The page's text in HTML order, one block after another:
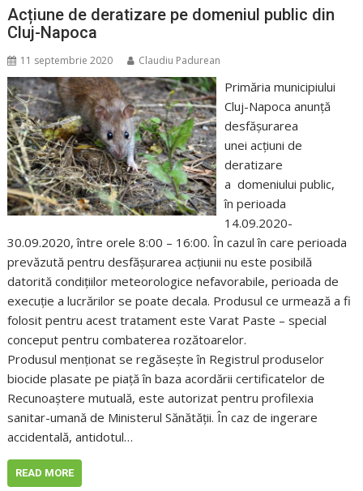
Acțiune de deratizare pe domeniul public din
Cluj-Napoca
11 septembrie 2020 Claudiu Padurean
Primăria municipiului
Cluj-Napoca anunță
desfășurarea
unei acțiuni de
deratizare
a domeniului public,
în perioada
14.09.2020-
30.09.2020, între orele 8:00 – 16:00. În cazul în care perioada
prevăzută pentru desfăşurarea acţiunii nu este posibilă
datorită condiţiilor meteorologice nefavorabile, perioada de
execuţie a lucrărilor se poate decala. Produsul ce urmează a fi
folosit pentru acest tratament este Varat Paste – special
conceput pentru combaterea rozătoarelor.
Produsul menționat se regăsește în Registrul produselor
biocide plasate pe piață în baza acordării certificatelor de
Recunoaștere mutuală, este autorizat pentru profilexia
sanitar-umană de Ministerul Sănătății. În caz de ingerare
accidentală, antidotul…
READ MORE